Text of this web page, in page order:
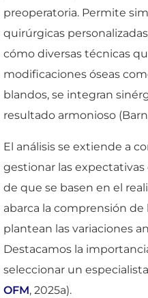
preoperatoria. Permite
quirúrgicas
cómo diversas técnicas
modificaciones óseas
blandos, se integran
resultado armonioso
El análisis se extiende a
gestionar las
de que se basen en el
abarca la comprensión de
plantean las variaciones
Destacamos la
seleccionar un
OFM, 2025a).